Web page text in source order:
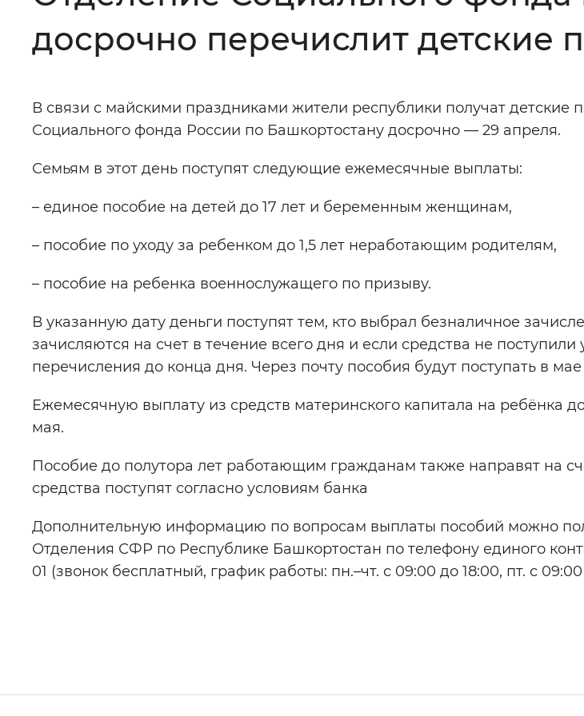
Цвет сайта: Монохромный Инверсивный
Изображения: Включены Выключены
Звуковой ассистент: Воспроизвести Остановить
досрочно перечислит детские
В связи с майскими праздниками жители республики получат детские
Социального фонда России по Башкортостану досрочно — 29 апреля.
Семьям в этот день поступят следующие ежемесячные выплаты:
– единое пособие на детей до 17 лет и беременным женщинам,
– пособие по уходу за ребенком до 1,5 лет неработающим родителям,
– пособие на ребенка военнослужащего по призыву.
В указанную дату деньги поступят тем, кто выбрал безналичное
зачисляются на счет в течение всего дня и если средства не
перечисления до конца дня. Через почту пособия будут поступать в
Ежемесячную выплату из средств материнского капитала на ребёнка
мая.
Пособие до полутора лет работающим гражданам также направят на
средства поступят согласно условиям банка
Дополнительную информацию по вопросам выплаты пособий можно
Отделения СФР по Республике Башкортостан по телефону единого
01 (звонок бесплатный, график работы: пн.–чт. с 09:00 до 18:00, пт. с 09:00